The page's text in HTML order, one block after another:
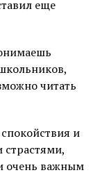
еще
читать
и
очень важным